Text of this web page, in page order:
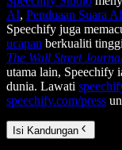
AI, Penduaan Suara AI
Speechify juga
ucapan berkualiti
The Wall Street
utama lain, Speechify
dunia. Lawati
speechify.com/press
Isi Kandungan